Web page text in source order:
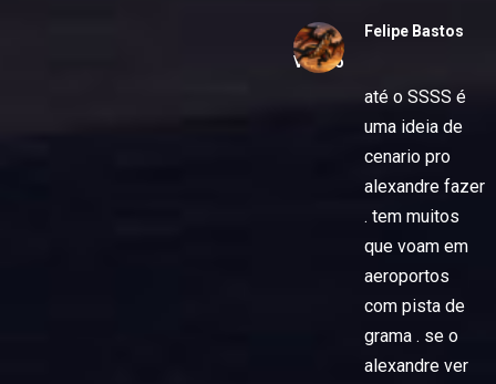
Felipe Bastos
Vitorio
até o SSSS é
uma ideia de
cenario pro
alexandre fazer
. tem muitos
que voam em
aeroportos
com pista de
grama . se o
alexandre ver